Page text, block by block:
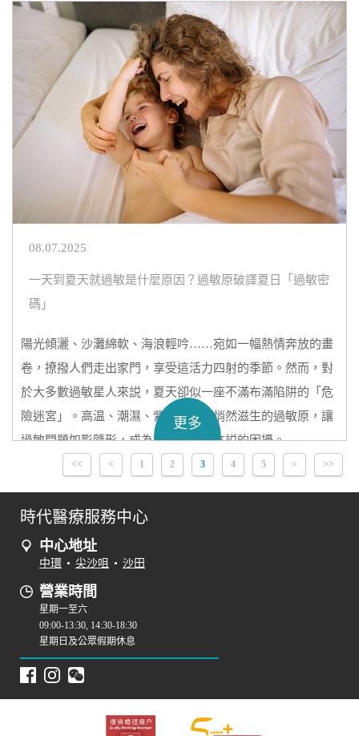
那麼，基因檢測 與慢性病有什麼關係？
08.07.2025
一天到夏天就過敏是什麼原因？過敏原破譯夏日「過敏密
碼」
陽光傾灑、沙灘綿軟、海浪輕吟……宛如一幅熱情奔放的畫
卷，撩撥人們走出家門，享受這活力四射的季節。然而，對
於大多數過敏星人來説，夏天卻似一座不滿布滿陷阱的「危
險迷宮」。高温、潮濕、紫外線以及悄然滋生的過敏原，讓
過敏問題如影隨形，成為許多人難以言説的困擾。
更多
<< < 1 2 3 4 5 > >>
時代醫療服務中心
中心地址
中環 • 尖沙咀 • 沙田
營業時間
星期一至六
09:00-13:30, 14:30-18:30
星期日及公眾假期休息